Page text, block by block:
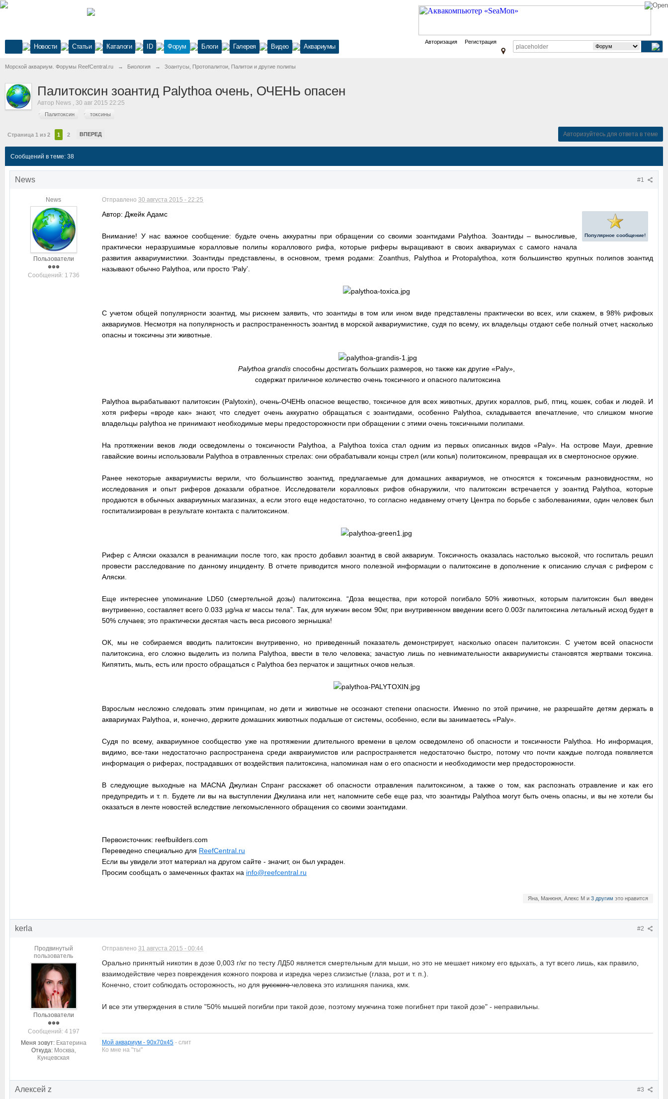
Новости Статьи Каталоги ID Форум Блоги Галерея Видео Аквариумы
Авторизация Регистрация
Морской аквариум. Форумы ReefCentral.ru → Биология → Зоантусы, Протопалитои, Палитои и другие полипы
Палитоксин зоантид Palythoa очень, ОЧЕНЬ опасен
Автор News , 30 авг 2015 22:25
Палитоксин токсины
Страница 1 из 2 1 2 ВПЕРЕД Авторизуйтесь для ответа в теме
Сообщений в теме: 38
#1
News
News
Пользователи
Cообщений: 1 736
Отправлено 30 августа 2015 - 22:25
Популярное сообщение!
Автор: Джейк Адамс
Внимание! У нас важное сообщение: будьте очень аккуратны при обращении со своими зоантидами Palythoa. Зоантиды – выносливые,
практически неразрушимые коралловые полипы кораллового рифа, которые риферы выращивают в своих аквариумах с самого начала
развития аквариумистики. Зоантиды представлены, в основном, тремя родами: Zoanthus, Palythoa и Protopalythoa, хотя большинство крупных полипов зоантид
называют обычно Palythoa, или просто ‘Paly’.
С учетом общей популярности зоантид, мы рискнем заявить, что зоантиды в том или ином виде представлены практически во всех, или скажем, в 98% рифовых
аквариумов. Несмотря на популярность и распространенность зоантид в морской аквариумистике, судя по всему, их владельцы отдают себе полный отчет, насколько
опасны и токсичны эти животные.
Palythoa grandis способны достигать больших размеров, но также как другие «Paly»,
содержат приличное количество очень токсичного и опасного палитоксина
Palythoa вырабатывают палитоксин (Palytoxin), очень-ОЧЕНЬ опасное вещество, токсичное для всех животных, других кораллов, рыб, птиц, кошек, собак и людей. И
хотя риферы «вроде как» знают, что следует очень аккуратно обращаться с зоантидами, особенно Palythoa, складывается впечатление, что слишком многие
владельцы palythoa не принимают необходимые меры предосторожности при обращении с этими очень токсичными полипами.
На протяжении веков люди осведомлены о токсичности Palythoa, а Palythoa toxica стал одним из первых описанных видов «Paly». На острове Мауи, древние
гавайские воины использовали Palythoa в отравленных стрелах: они обрабатывали концы стрел (или копья) политоксином, превращая их в смертоносное оружие.
Ранее некоторые аквариумисты верили, что большинство зоантид, предлагаемые для домашних аквариумов, не относятся к токсичным разновидностям, но
исследования и опыт риферов доказали обратное. Исследователи коралловых рифов обнаружили, что палитоксин встречается у зоантид Palythoa, которые
продаются в обычных аквариумных магазинах, а если этого еще недостаточно, то согласно недавнему отчету Центра по борьбе с заболеваниями, один человек был
госпитализирован в результате контакта с палитоксином.
Рифер с Аляски оказался в реанимации после того, как просто добавил зоантид в свой аквариум. Токсичность оказалась настолько высокой, что госпиталь решил
провести расследование по данному инциденту. В отчете приводится много полезной информации о палитоксине в дополнение к описанию случая с рифером с
Аляски.
Еще интереснее упоминание LD50 (смертельной дозы) палитоксина. “Доза вещества, при которой погибало 50% животных, которым палитоксин был введен
внутривенно, составляет всего 0.033 µg/на кг массы тела”. Так, для мужчин весом 90кг, при внутривенном введении всего 0.003г палитоксина летальный исход будет в
50% случаев; это практически десятая часть веса рисового зернышка!
ОК, мы не собираемся вводить палитоксин внутривенно, но приведенный показатель демонстрирует, насколько опасен палитоксин. С учетом всей опасности
палитоксина, его сложно выделить из полипа Palythoa, ввести в тело человека; зачастую лишь по невнимательности аквариумисты становятся жертвами токсина.
Кипятить, мыть, есть или просто обращаться с Palythoa без перчаток и защитных очков нельзя.
Взрослым несложно следовать этим принципам, но дети и животные не осознают степени опасности. Именно по этой причине, не разрешайте детям держать в
аквариумах Palythoa, и, конечно, держите домашних животных подальше от системы, особенно, если вы занимаетесь «Paly».
Судя по всему, аквариумное сообщество уже на протяжении длительного времени в целом осведомлено об опасности и токсичности Palythoa. Но информация,
видимо, все-таки недостаточно распространена среди аквраиумистов или распространяется недостаточно быстро, потому что почти каждые полгода появляется
информация о риферах, пострадавших от воздействия палитоксина, напоминая нам о его опасности и необходимости мер предосторожности.
В следующие выходные на MACNA Джулиан Спранг расскажет об опасности отравления палитоксином, а также о том, как распознать отравление и как его
предупредить и т. п. Будете ли вы на выступлении Джулиана или нет, напомните себе еще раз, что зоантиды Palythoa могут быть очень опасны, и вы не хотели бы
оказаться в ленте новостей вследствие легкомысленного обращения со своими зоантидами.
Первоисточник: reefbuilders.com
Переведено специально для ReefCentral.ru
Если вы увидели этот материал на другом сайте - значит, он был украден.
Просим сообщать о замеченных фактах на info@reefcentral.ru
Яна, Манюня, Алекс М и 3 другим это нравится
#2
kerla
Продвинутый
пользователь
Пользователи
Cообщений: 4 197
Меня зовут: Екатерина
Откуда: Москва,
Кунцевская
Отправлено 31 августа 2015 - 00:44
Орально принятый никотин в дозе 0,003 г/кг по тесту ЛД50 является смертельным для мыши, но это не мешает никому его вдыхать, а тут всего лишь, как правило,
взаимодействие через повреждения кожного покрова и изредка через слизистые (глаза, рот и т. п.).
Конечно, стоит соблюдать осторожность, но для русскогочеловека это излишняя паника, кмк.
И все эти утверждения в стиле "50% мышей погибли при такой дозе, поэтому мужчина тоже погибнет при такой дозе" - неправильны.
Мой аквариум - 90х70х45 - слит
Ко мне на "ты"
#3
Алексей z